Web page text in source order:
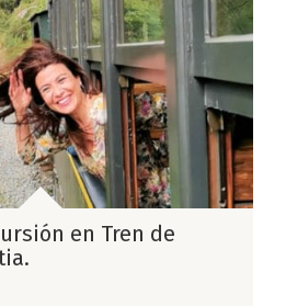
en Tren de